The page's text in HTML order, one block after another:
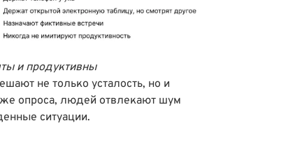
и продуктивны
не только усталость, но и
опроса, людей отвлекают шум
ситуации.